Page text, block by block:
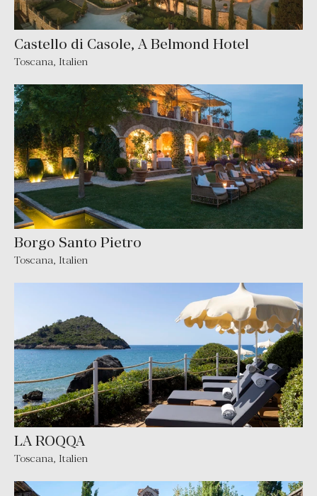
Castello di Casole, A Belmond Hotel
Toscana, Italien
Borgo Santo Pietro
Toscana, Italien
LA ROQQA
Toscana, Italien